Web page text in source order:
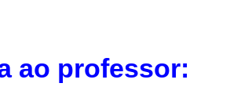
ao professor: